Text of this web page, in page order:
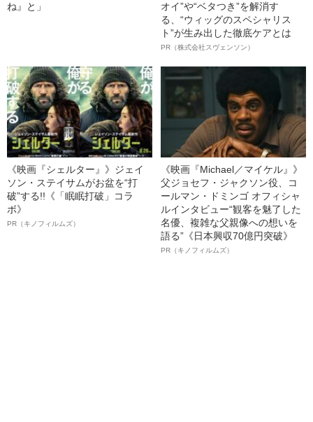
ね』と」
オイ”や“ベタつき”を解消す
る、“ウィッグのスペシャリス
ト”が生み出した徹底ケアとは
PR（株式会社スヴェンソン）
《映画『シェルター』》ジェイ
ソン・ステイサムがお盆を“打
破”する!!《「眠眠打破」コラ
ボ》
PR（キノフィルムズ）
《映画『Michael／マイケル』》
父ジョセフ・ジャクソン役、コ
ールマン・ドミンゴ オフィシャ
ルインタビュー“観客を魅了した
名優、複雑な父親像への想いを
語る”《日本興収70億円突破》
PR（キノフィルムズ）